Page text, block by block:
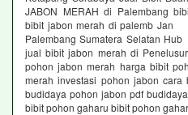
JABON MERAH di Palembang
bibit jabon merah di palemb Jan
Palembang Sumatera Selatan
jual bibit jabon merah di
pohon jabon merah harga bibit
merah investasi pohon jabon
budidaya pohon jabon pdf
bibit pohon gaharu bibit pohon